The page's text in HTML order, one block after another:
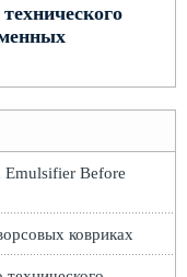
Emulsifier Before
ковриках